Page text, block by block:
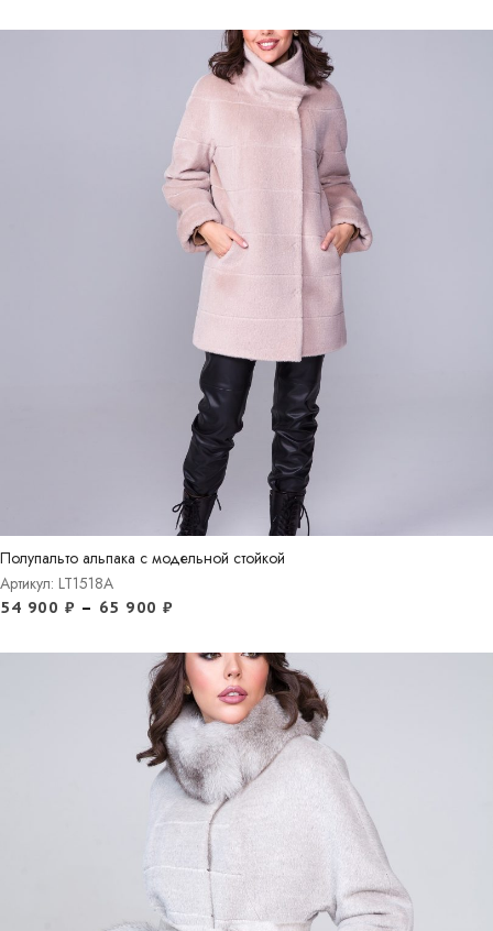
Полупальто альпака с модельной стойкой
Артикул: LT1518A
54 900 ₽ – 65 900 ₽